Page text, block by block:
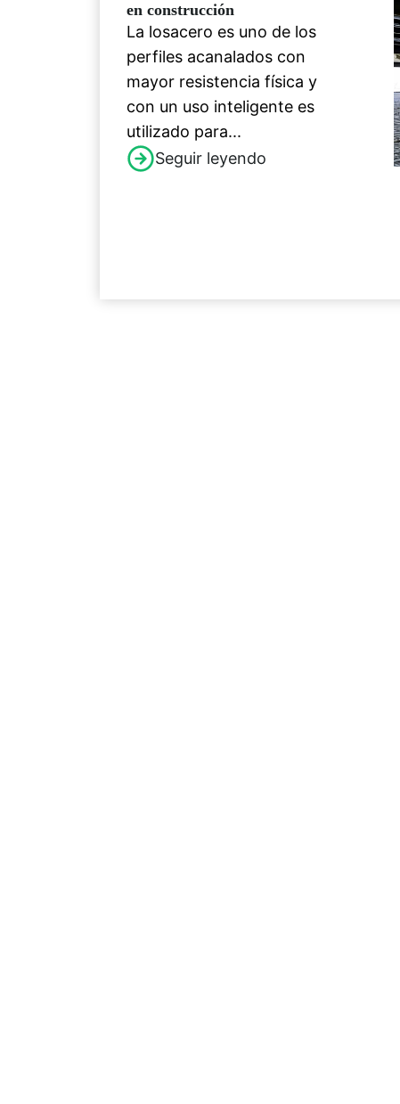
en construcción
La losacero es uno de los
perfiles acanalados con
mayor resistencia física y
con un uso inteligente es
utilizado para...
Seguir leyendo